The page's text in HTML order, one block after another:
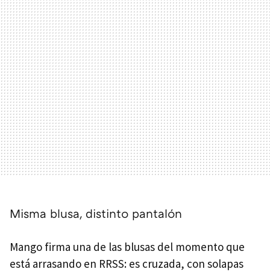
Misma blusa, distinto pantalón
Mango firma una de las blusas del momento que
está arrasando en RRSS: es cruzada, con solapas